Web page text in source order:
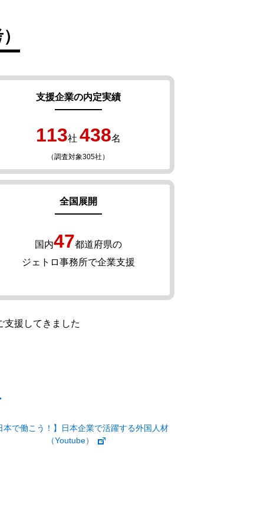
支援企業の内定実績
113社 438名
（調査対象305社）
全国展開
国内47都道府県の
ジェトロ事務所で企業支援
援してきました
本で働こう！】日本企業で活躍する外国人材
（Youtube）